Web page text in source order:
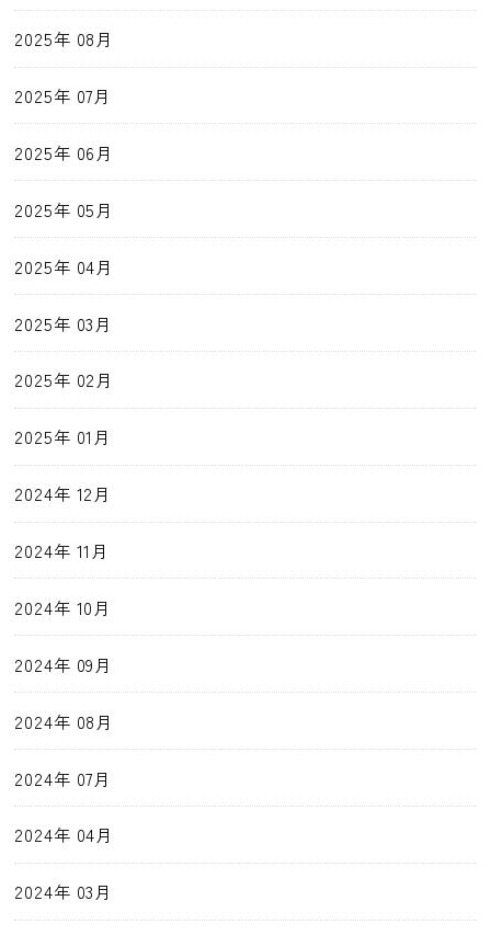
2025年 08月
2025年 07月
2025年 06月
2025年 05月
2025年 04月
2025年 03月
2025年 02月
2025年 01月
2024年 12月
2024年 11月
2024年 10月
2024年 09月
2024年 08月
2024年 07月
2024年 04月
2024年 03月